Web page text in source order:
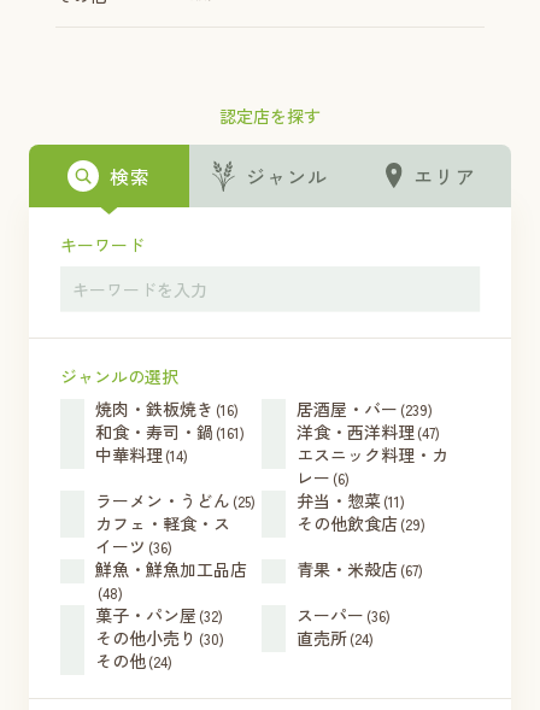
認定店を探す
検索 ジャンル エリア
キーワード
ジャンルの選択
焼肉・鉄板焼き (16) 居酒屋・バー (239)
和食・寿司・鍋 (161) 洋食・西洋料理 (47)
中華料理 (14)
エスニック料理・カ
レー (6)
ラーメン・うどん (25) 弁当・惣菜(11)
カフェ・軽食・ス
イーツ (36)
その他飲食店(29)
鮮魚・鮮魚加工品店
(48)
青果・米殻店(67)
菓子・パン屋 (32) スーパー (36)
その他小売り (30) 直売所(24)
その他(24)